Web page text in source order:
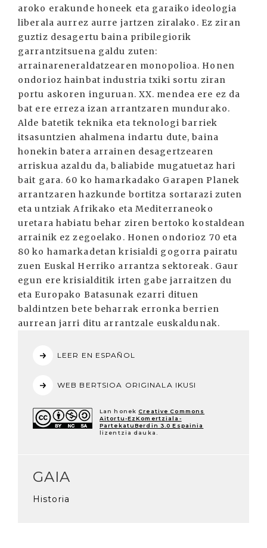
aroko erakunde honeek eta garaiko ideologia
liberala aurrez aurre jartzen ziralako. Ez ziran
guztiz desagertu baina pribilegiorik
garrantzitsuena galdu zuten:
arrainareneraldatzearen monopolioa. Honen
ondorioz hainbat industria txiki sortu ziran
portu askoren inguruan. XX. mendea ere ez da
bat ere erreza izan arrantzaren mundurako.
Alde batetik teknika eta teknologi barriek
itsasuntzien ahalmena indartu dute, baina
honekin batera arrainen desagertzearen
arriskua azaldu da, baliabide mugatuetaz hari
bait gara. 60 ko hamarkadako Garapen Planek
arrantzaren hazkunde bortitza sortarazi zuten
eta untziak Afrikako eta Mediterraneoko
uretara habiatu behar ziren bertoko kostaldean
arrainik ez zegoelako. Honen ondorioz 70 eta
80 ko hamarkadetan krisialdi gogorra pairatu
zuen Euskal Herriko arrantza sektoreak. Gaur
egun ere krisialditik irten gabe jarraitzen du
eta Europako Batasunak ezarri dituen
baldintzen bete beharrak erronka berrien
aurrean jarri ditu arrantzale euskaldunak.
LEER EN ESPAÑOL
WEB BERTSIOA ORIGINALA IKUSI
Lan honek Creative Commons
Aitortu-EzKomertziala-
PartekatuBerdin 3.0 Espainia
lizentzia dauka.
GAIA
Historia